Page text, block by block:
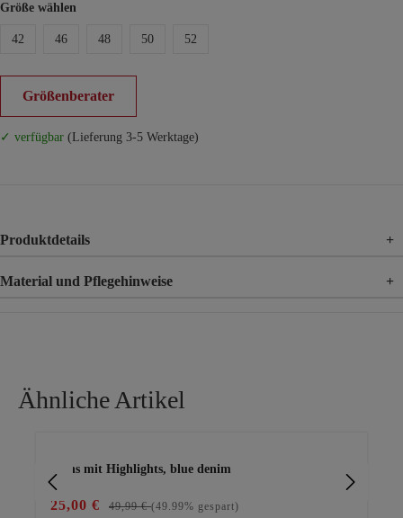
Größe wählen
42 46 48 50 52
Größenberater
✓ verfügbar (Lieferung 3-5 Werktage)
Produktdetails +
Material und Pflegehinweise +
Ähnliche Artikel
Jeans mit Highlights, blue denim
25,00 € 49,99 €(49.99% gespart)